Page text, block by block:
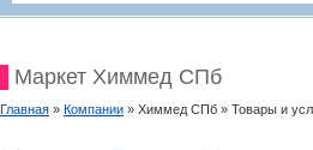
Маркет Химмед СПб
Главная » Компании » Химмед СПб » Товары и